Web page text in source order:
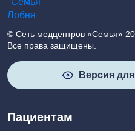
© Сеть медцентров «Семья»
Все права защищены.
Версия
Пациентам